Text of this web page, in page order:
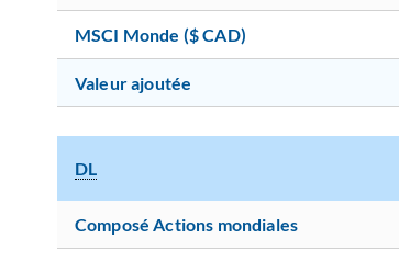
MSCI Monde ($ CAD)
Valeur ajoutée
DL
Composé Actions mondiales